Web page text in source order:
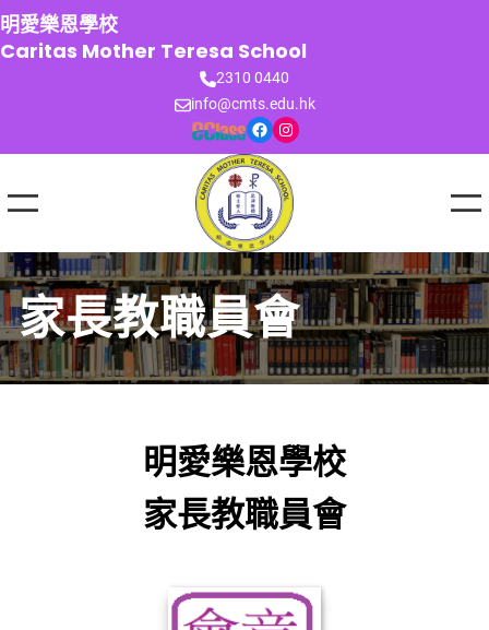
跳
至
主
明愛樂恩學校
Caritas Mother Teresa School
2310 0440
info@cmts.edu.hk
Facebook Instagram
家長教職員會
明愛樂恩學校
家長教職員會